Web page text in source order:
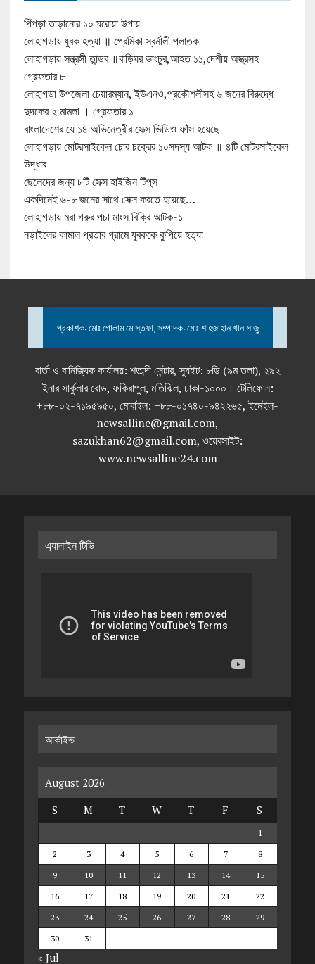
পিঁপড়া তাড়ানোর ১০ ঘরোয়া উপায়
লোহাগড়ায় যুবক হত্যা ॥ প্রেমিকা স্বর্নালী পলাতক
লোহাগড়ায় সন্ত্রসী তান্ডব ॥বাড়িঘর ভাংচুর,আহত ১১,দেশীয় অস্ত্রসহ
গ্রেফতার ৮
লোহাগড়া উপজেলা চেয়ারম্যান, ইউএনও,প্রকৌশলীসহ ৬ জনের বিরুদ্ধে
দুদকের ২ মামলা । গ্রেফতার ১
বাংলাদেশের যে ১৪ অভিনেত্রীর সেক্স ভিডিও ফাঁস হয়েছে
লোহাগড়ায় মোটরসাইকেল চোর চক্রের ১০সদস্য আটক ॥ ৪টি মোটরসাইকেল
উদ্ধার
ছেলেদের জন্য ৮টি সেক্স হাইজিন টিপ্‌স
একদিনেই ৬-৮ জনের সাথে সেক্স করতে হয়েছে…
লোহাগড়ায় মরা গরুর পচা মাংস বিক্রি আটক-১
নড়াইলের কামাল প্রতাব গ্রামে যুবককে কুপিয়ে হত্যা
প্রকাশক: মোঃ গোলাম মোস্তফা, সম্পাদক: মোঃ শাহজাহান খান সাজু
বার্তা ও বানিজ্যিক কার্যালয়: শতাব্দী সেন্টার, স্যুইট: ৮ডি (৯ম তলা), ২৯২
ইনার সার্কুলার রোড, ফকিরাপুল, মতিঝিল, ঢাকা-১০০০। টেলিফোন:
+৮৮-০২-৭১৯৫৯৫০, মোবাইল: +৮৮-০১৭৪০-৯৪২২৬৫, ইমেইল-
newsalline@gmail.com,
sazukhan62@gmail.com, ওয়েবসাইট:
www.newsalline24.com
এ্যালাইন টিভি
আর্কাইভ
August 2026
S
M T W T F S
1
2
3 4 5 6 7
8
9
10 11 12 13 14
15
16
17 18 19 20 21
22
23
24 25 26 27 28
29
30
31
« Jul